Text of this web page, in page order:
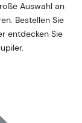
Auswahl an
Bestellen Sie
entdecken Sie